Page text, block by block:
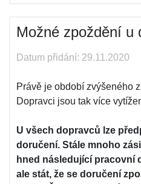
Možné zpoždění u
Datum přidání: 29.11.2020
Právě je období zvýšeného
Dopravci jsou tak více
U všech dopravců lze
doručení. Stále mnoho
hned následující pracovní
ale stát, že se doručení